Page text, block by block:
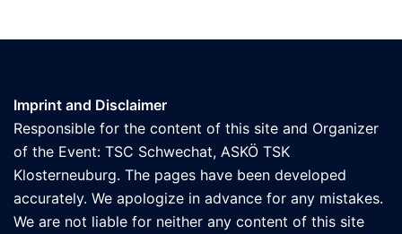
Imprint and Disclaimer
Responsible for the content of this site and Organizer
of the Event: TSC Schwechat, ASKÖ TSK
Klosterneuburg. The pages have been developed
accurately. We apologize in advance for any mistakes.
We are not liable for neither any content of this site